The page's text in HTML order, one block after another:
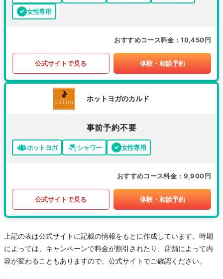
女性専用
おすすめコース料金 10,450円
公式サイトで見る 体験・相談予約
ホットヨガのカルド
事前予約不要
ホットヨガ シャワー 女性専用
おすすめコース料金 9,900円
公式サイトで見る 体験・相談予約
上記の表は公式サイトに記載の情報をもとに作成しています。時期
によっては、キャンペーンで料金が割引されたり、店舗によって内
容が変わることもありますので、公式サイトでご確認ください。